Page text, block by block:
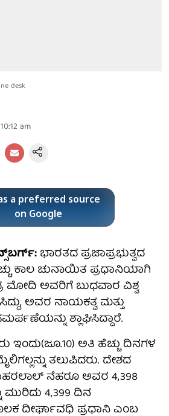
desk
am
a preferred source
on Google
ಭಾರತದ ಪ್ರಜಾಪ್ರಭುತ್ವದ
ಕಾಲ ಚುನಾಯಿತ ಪ್ರಧಾನಿಯಾಗಿ
ಮೋದಿ ಅವರಿಗೆ ಬುಧವಾರ ವಿಶ್ವ
ಅವರ ನಾಯಕತ್ವ ಮತ್ತು
ಶ್ಲಾಘಿಸಿದ್ದಾರೆ.
ಇಂದು(ಜೂ.10) ಅತಿ ಹೆಚ್ಚು ದಿನಗಳ
ತಲುಪಿದರು. ದೇಶದ
ನೆಹರೂ ಅವರ 4,398
4,399 ದಿನ
ದೀರ್ಘಾವಧಿ ಪ್ರಧಾನಿ ಎಂಬ